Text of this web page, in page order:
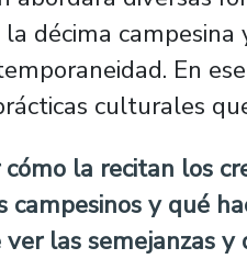
décima
En
culturales
la recitan los
campesinos y qué
las semejanzas y